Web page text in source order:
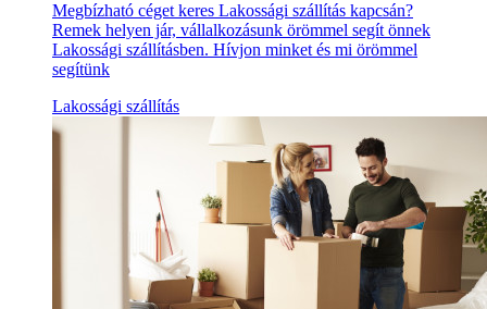
Megbízható céget keres Lakossági szállítás kapcsán?
Remek helyen jár, vállalkozásunk örömmel segít önnek
Lakossági szállításben. Hívjon minket és mi örömmel
segítünk
Lakossági szállítás